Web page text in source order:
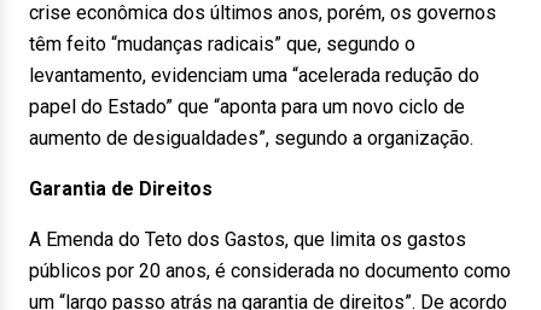
crise econômica dos últimos anos, porém, os governos
têm feito “mudanças radicais” que, segundo o
levantamento, evidenciam uma “acelerada redução do
papel do Estado” que “aponta para um novo ciclo de
aumento de desigualdades”, segundo a organização.
Garantia de Direitos
A Emenda do Teto dos Gastos, que limita os gastos
públicos por 20 anos, é considerada no documento como
um “largo passo atrás na garantia de direitos”. De acordo